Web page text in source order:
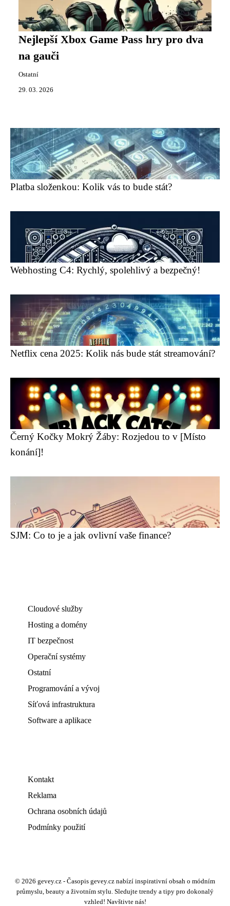
Nejlepší Xbox Game Pass hry pro dva
na gauči
Ostatní
29. 03. 2026
Platba složenkou: Kolik vás to bude stát?
Webhosting C4: Rychlý, spolehlivý a bezpečný!
Netflix cena 2025: Kolik nás bude stát streamování?
Černý Kočky Mokrý Žáby: Rozjedou to v [Místo
konání]!
SJM: Co to je a jak ovlivní vaše finance?
Cloudové služby
Hosting a domény
IT bezpečnost
Operační systémy
Ostatní
Programování a vývoj
Síťová infrastruktura
Software a aplikace
Kontakt
Reklama
Ochrana osobních údajů
Podmínky použití
© 2026 gevey.cz - Časopis gevey.cz nabízí inspirativní obsah o módním
průmyslu, beauty a životním stylu. Sledujte trendy a tipy pro dokonalý
vzhled! Navštivte nás!